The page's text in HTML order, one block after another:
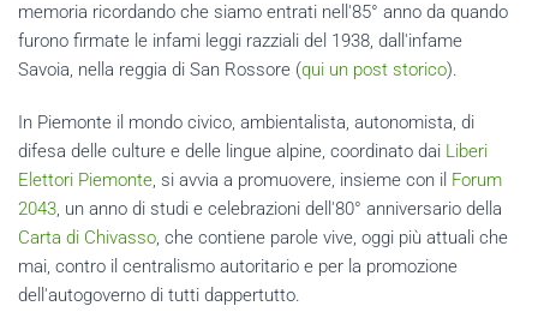
memoria ricordando che siamo entrati nell'85° anno da quando
furono firmate le infami leggi razziali del 1938, dall'infame
Savoia, nella reggia di San Rossore (qui un post storico).
In Piemonte il mondo civico, ambientalista, autonomista, di
difesa delle culture e delle lingue alpine, coordinato dai Liberi
Elettori Piemonte, si avvia a promuovere, insieme con il Forum
2043, un anno di studi e celebrazioni dell'80° anniversario della
Carta di Chivasso, che contiene parole vive, oggi più attuali che
mai, contro il centralismo autoritario e per la promozione
dell'autogoverno di tutti dappertutto.